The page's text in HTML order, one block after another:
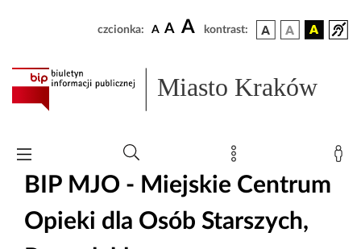
czcionka: A A A kontrast:
Miasto Kraków
BIP MJO - Miejskie Centrum
Opieki dla Osób Starszych,